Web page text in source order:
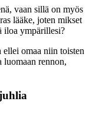
vaan sillä on myös
lääke, joten mikset
iloa ympärillesi?
ellei omaa niin toisten
luomaan rennon,